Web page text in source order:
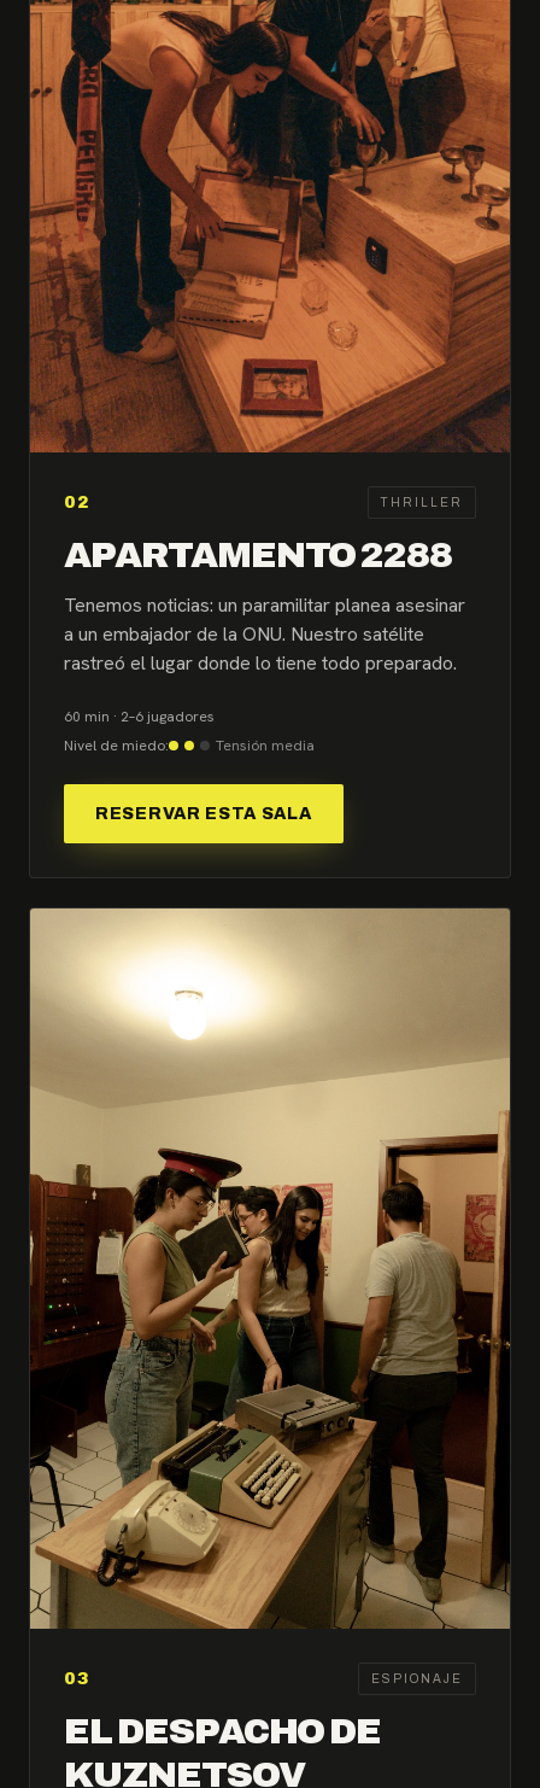
02 THRILLER
APARTAMENTO 2288
Tenemos noticias: un paramilitar planea asesinar
a un embajador de la ONU. Nuestro satélite
rastreó el lugar donde lo tiene todo preparado.
60 min · 2–6 jugadores
Nivel de miedo:
Tensión media
RESERVAR ESTA SALA
03 ESPIONAJE
EL DESPACHO DE
KUZNETSOV